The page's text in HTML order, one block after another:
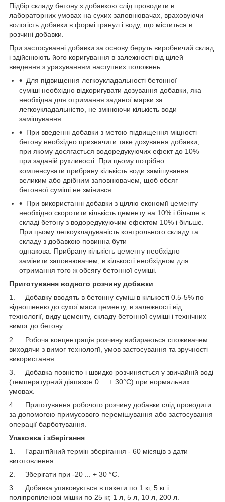
Підбір складу бетону з добавкою слід проводити в
лабораторних умовах на сухих заповнювачах, враховуючи
вологість добавки в формі гранул і воду, що міститься в
розчині добавки.
При застосуванні добавки за основу беруть виробничий склад
і здійснюють його коригування в залежності від цілей
введення з урахуванням наступних положень:
Для підвищення легкоукладальності бетонної
суміші необхідно відкоригувати дозування добавки, яка
необхідна для отримання заданої марки за
легкоукладальністю, не змінюючи кількість води
замішування.
При введенні добавки з метою підвищення міцності
бетону необхідно призначити таке дозування добавки,
при якому досягається водоредукуючих ефект до 10%
при заданій рухливості. При цьому потрібно
компенсувати прибрану кількість води замішування
великим або дрібним заповнювачем, щоб обсяг
бетонної суміші не змінився.
При використанні добавки з ціллю економії цементу
необхідно скоротити кількість цементу на 10% і більше в
складі бетону з водоредукуючим ефектом 10% і більше.
При цьому легкоукладуваність контрольного складу та
складу з добавкою повинна бути
однакова. Прибрану кількість цементу необхідно
замінити заповнювачем, в кількості необхідном для
отримання того ж обсягу бетонної суміші.
Приготування водного розчину добавки
1. Добавку вводять в бетонну суміш в кількості 0.5-5% по
відношенню до сухої маси цементу, в залежності від
технології, виду цементу, складу бетонної суміші і технічних
вимог до бетону.
2. Робоча концентрація розчину вибирається споживачем
виходячи з вимог технології, умов застосування та зручності
використання.
3. Добавка повністю і швидко розчиняється у звичайній воді
(температурний діапазон 0 ... + 30°С) при нормальних
умовах.
4. Приготування робочого розчину добавки слід проводити
за допомогою примусового перемішування або застосування
операції барботування.
Упаковка і зберігання
1. Гарантійний термін зберігання - 60 місяців з дати
виготовлення.
2. Зберігати при -20 ... + 30 °С.
3. Добавка упаковується в пакети по 1 кг, 5 кг і
поліпропіленові мішки по 25 кг, 1 л, 5 л, 10 л, 200 л.